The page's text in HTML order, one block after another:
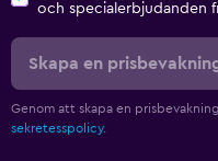
och specialerbjudanden
Skapa en
Genom att skapa en
sekretesspolicy.